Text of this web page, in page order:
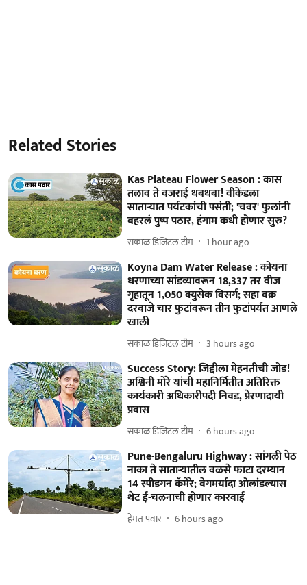
Related Stories
Kas Plateau Flower Season : कास
तलाव ते वजराई धबधबा! वीकेंडला
साताऱ्यात पर्यटकांची पसंती; 'चवर' फुलांनी
बहरलं पुष्प पठार, हंगाम कधी होणार सुरु?
सकाळ डिजिटल टीम 1 hour ago
Koyna Dam Water Release : कोयना
धरणाच्या सांडव्यावरून 18,337 तर वीज
गृहातून 1,050 क्युसेक विसर्ग; सहा वक्र
दरवाजे चार फुटांवरून तीन फुटांपर्यंत आणले
खाली
सकाळ डिजिटल टीम 3 hours ago
Success Story: जिद्दीला मेहनतीची जोड!
अश्विनी मोरे यांची महानिर्मितीत अतिरिक्त
कार्यकारी अधिकारीपदी निवड, प्रेरणादायी
प्रवास
सकाळ डिजिटल टीम 6 hours ago
Pune-Bengaluru Highway : सांगली पेठ
नाका ते साताऱ्यातील वळसे फाटा दरम्यान
14 स्पीडगन कॅमेरे; वेगमर्यादा ओलांडल्यास
थेट ई-चलनाची होणार कारवाई
हेमंत पवार 6 hours ago